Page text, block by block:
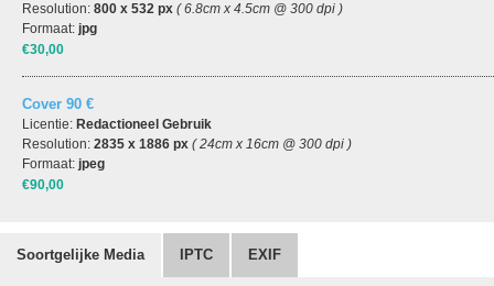
Resolution: 800 x 532 px ( 6.8cm x 4.5cm @ 300 dpi )
Formaat: jpg
€30,00
Cover 90 €
Licentie: Redactioneel Gebruik
Resolution: 2835 x 1886 px ( 24cm x 16cm @ 300 dpi )
Formaat: jpeg
€90,00
Soortgelijke Media IPTC EXIF